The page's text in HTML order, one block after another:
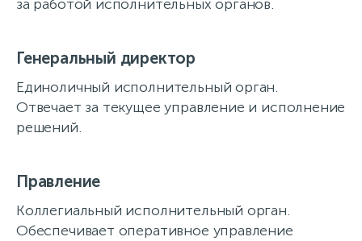
за работой исполнительных органов.
Генеральный директор
Единоличный исполнительный орган.
Отвечает за текущее управление и исполнение
решений.
Правление
Коллегиальный исполнительный орган.
Обеспечивает оперативное управление